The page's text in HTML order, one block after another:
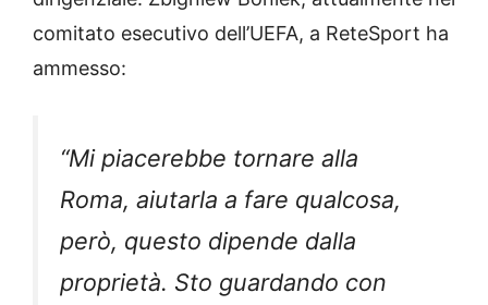
comitato esecutivo dell’UEFA, a ReteSport ha
ammesso:
“Mi piacerebbe tornare alla
Roma, aiutarla a fare qualcosa,
però, questo dipende dalla
proprietà. Sto guardando con